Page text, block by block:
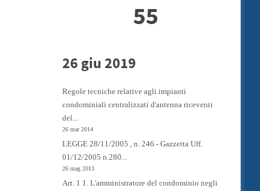
55
26 giu 2019
Regole tecniche relative agli impianti
condominiali centralizzati d'antenna riceventi
del...
26 mar 2014
LEGGE 28/11/2005 , n. 246 - Gazzetta Uff.
01/12/2005 n.280...
26 mag 2013
Art. 1 1. L'amministratore del condominio negli